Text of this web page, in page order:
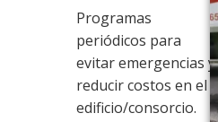
Programas
periódicos para
evitar emergencias y
reducir costos en el
edificio/consorcio.